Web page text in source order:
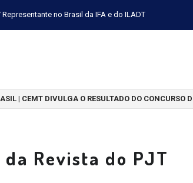
no Brasil da IFA e do ILADT
| CEMT DIVULGA O RESULTADO DO CONCURSO
Revista do PJT